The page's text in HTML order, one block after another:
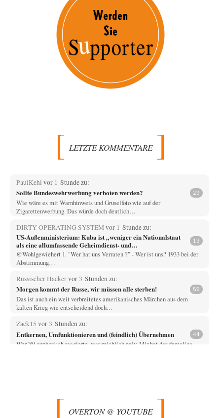
LETZTE KOMMENTARE
PaulKehl vor 1 Stunde zu:
Sollte Bundeswehrwerbung verboten werden? 29
Wie wäre es mit Warnhinweis und Gruselfoto wie auf der
Zigarettenwerbung. Das würde doch deutlich…
DIRTY OPERATING SYSTEMvor 1 Stunde zu:
US-Außenministerium: Kuba ist „weniger ein Nationalstaat
als eine allumfassende Geheimdienst- und
Subversionsoperation
13
@Wohlgewiehert 1. "Wer hat uns Verraten ?" - Wer ist uns? 1933 bei der
Abstimmung…
Russischer Hackervor 3 Stunden zu:
Morgen kommt der Russe, wir müssen alle sterben! 59
Das ist auch ein weit verbreitetes amerikanisches Märchen aus dem
kalten Krieg wie entscheidend doch…
Zack15 vor 3 Stunden zu:
Entkernen, Umfunktionieren und (feindlich) Übernehmen 44
Wer '89 euphorisch reagierte, war reichlich naiv. Mir hat der damalige
und weil Viele in seiner Partei auf…
Ferdinand Wohlgewiehertvor 4 Stunden zu:
OVERTON @ YOUTUBE